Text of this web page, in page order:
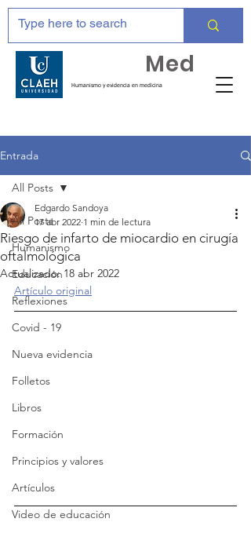
Humanismo y evidencia en medicina
Med
Entrada
All Posts
Humanismo
Educación
Reflexiones
Covid - 19
Nueva evidencia
Folletos
Libros
Formación
Principios y valores
Artículos
Video de educación
All Posts
Riesgo de infarto de miocardio en cirugía
oftalmológica
Edgardo Sandoya
17 abr 2022 1 min de lectura
Actualizado:18 abr 2022
Artículo original